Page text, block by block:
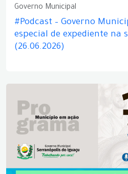
Governo Municipal
#Podcast – Governo
especial de expediente na
(26.06.2026)